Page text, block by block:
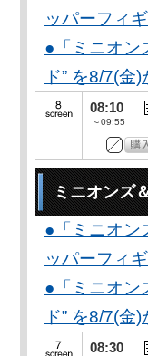
ッパーフィ
●「ミニオ
ド” を8/7(金)
08:10
～09:55
ミニオンズ
●「ミニオン
ッパーフィ
●「ミニオ
ド” を8/7(金)
08:30